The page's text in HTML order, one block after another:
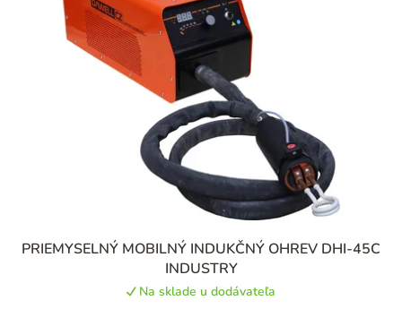
PRIEMYSELNÝ MOBILNÝ INDUKČNÝ OHREV DHI-45C
INDUSTRY
Na sklade u dodávateľa